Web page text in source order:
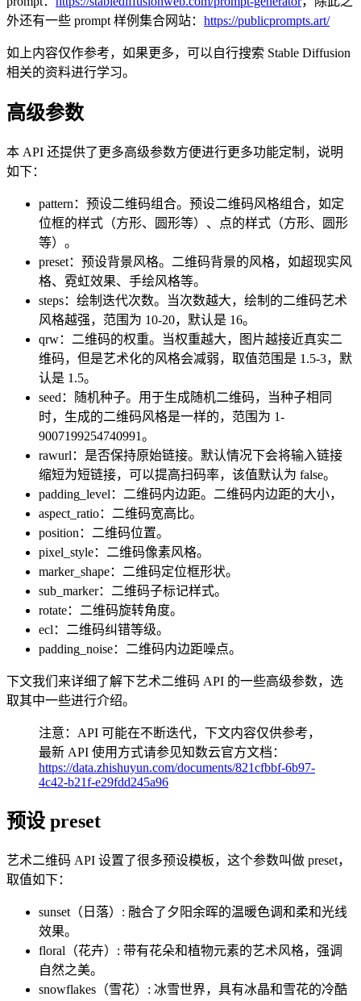
外还有一些 prompt 样例集合网站： https://publicprompts.art/
如上内容仅作参考，如果更多，可以自行搜索 Stable Diffusion
相关的资料进行学习。
高级参数
本 API 还提供了更多高级参数方便进行更多功能定制，说明
如下：
pattern：预设二维码组合。预设二维码风格组合，如定
位框的样式（方形、圆形等）、点的样式（方形、圆形
等）。
preset：预设背景风格。二维码背景的风格，如超现实风
格、霓虹效果、手绘风格等。
steps：绘制迭代次数。当次数越大，绘制的二维码艺术
风格越强，范围为 10-20，默认是 16。
qrw：二维码的权重。当权重越大，图片越接近真实二
维码，但是艺术化的风格会减弱，取值范围是 1.5-3，默
认是 1.5。
seed：随机种子。用于生成随机二维码，当种子相同
时，生成的二维码风格是一样的，范围为 1-
9007199254740991。
rawurl：是否保持原始链接。默认情况下会将输入链接
缩短为短链接，可以提高扫码率，该值默认为 false。
padding_level：二维码内边距。二维码内边距的大小，
aspect_ratio：二维码宽高比。
position：二维码位置。
pixel_style：二维码像素风格。
marker_shape：二维码定位框形状。
sub_marker：二维码子标记样式。
rotate：二维码旋转角度。
ecl：二维码纠错等级。
padding_noise：二维码内边距噪点。
下文我们来详细了解下艺术二维码 API 的一些高级参数，选
取其中一些进行介绍。
注意：API 可能在不断迭代，下文内容仅供参考，
最新 API 使用方式请参见知数云官方文档：
https://data.zhishuyun.com/documents/821cfbbf-6b97-
4c42-b21f-e29fdd245a96
预设 preset
艺术二维码 API 设置了很多预设模板，这个参数叫做 preset，
取值如下：
sunset（日落）: 融合了夕阳余晖的温暖色调和柔和光线
效果。
floral（花卉）: 带有花朵和植物元素的艺术风格，强调
自然之美。
snowflakes（雪花）: 冰雪世界，具有冰晶和雪花的冷酷